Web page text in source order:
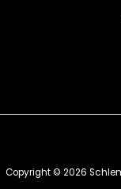
Copyright © 2026